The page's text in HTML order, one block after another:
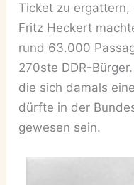
Ticket zu
Fritz Heckert
rund 63.000
270ste DDR-
die sich damals
dürfte in der
gewesen sein.